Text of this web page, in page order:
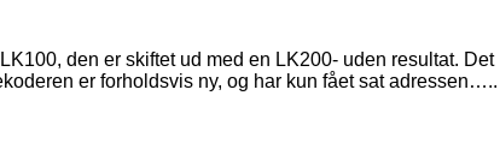
den er skiftet ud med en LK200- uden resultat. Det
er forholdsvis ny, og har kun fået sat adressen…..